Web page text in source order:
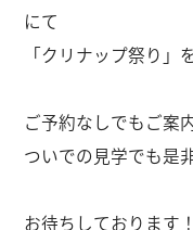
にて
「クリナップ祭り」
ご予約なしでもご案
ついでの見学でも是
お待ちしております！